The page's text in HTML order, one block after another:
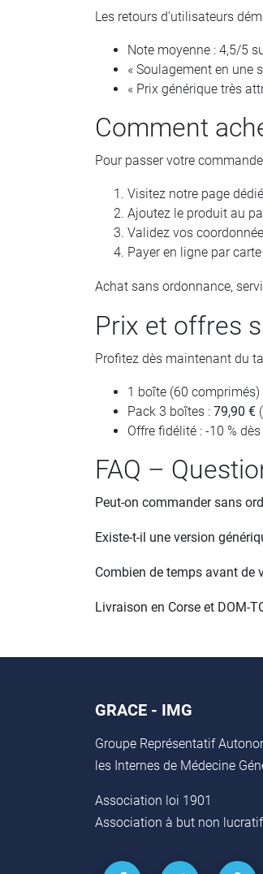
Les retours d’utilisateurs
Note moyenne : 4,5/5
« Soulagement en une
« Prix générique très
Comment
Pour passer votre
Visitez notre page
Ajoutez le produit au
Validez vos
Payer en ligne par
Achat sans ordonnance,
Prix et offres
Profitez dès maintenant du
1 boîte (60 comprimés)
Pack 3 boîtes : 79,90 €
Offre fidélité : -10 %
FAQ –
Peut-on commander sans
Existe-t-il une version
Combien de temps avant de
Livraison en Corse et DOM-
GRACE - IMG
Groupe Représentatif
les Internes de Médecine
Association loi 1901
Association à but non lucratif